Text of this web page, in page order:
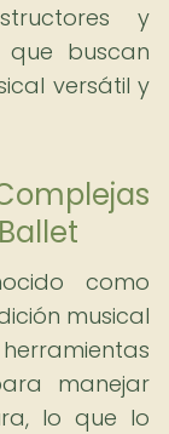
y
buscan
versátil y
como
musical
manejar
lo que lo